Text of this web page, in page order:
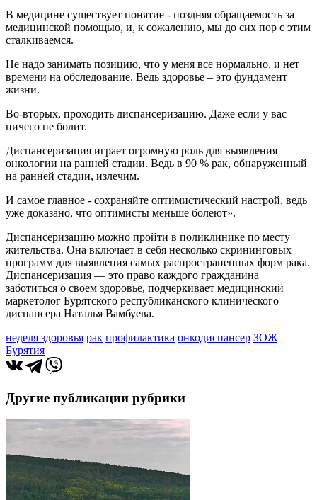
В медицине существует понятие - поздняя обращаемость за
медицинской помощью, и, к сожалению, мы до сих пор с этим
сталкиваемся.
Не надо занимать позицию, что у меня все нормально, и нет
времени на обследование. Ведь здоровье – это фундамент
жизни.
Во-вторых, проходить диспансеризацию. Даже если у вас
ничего не болит.
Диспансеризация играет огромную роль для выявления
онкологии на ранней стадии. Ведь в 90 % рак, обнаруженный
на ранней стадии, излечим.
И самое главное - сохраняйте оптимистический настрой, ведь
уже доказано, что оптимисты меньше болеют».
Диспансеризацию можно пройти в поликлинике по месту
жительства. Она включает в себя несколько скрининговых
программ для выявления самых распространенных форм рака.
Диспансеризация — это право каждого гражданина
заботиться о своем здоровье, подчеркивает медицинский
маркетолог Бурятского республиканского клинического
диспансера Наталья Вамбуева.
неделя здоровья рак профилактика онкодиспансер ЗОЖ
Бурятия
Другие публикации рубрики